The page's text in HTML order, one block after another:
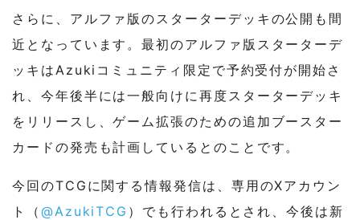
さらに、アルファ版のスターターデッキの公開も間
近となっています。最初のアルファ版スターターデ
ッキはAzukiコミュニティ限定で予約受付が開始さ
れ、今年後半には一般向けに再度スターターデッキ
をリリースし、ゲーム拡張のための追加ブースター
カードの発売も計画しているとのことです。
今回のTCGに関する情報発信は、専用のXアカウン
ト（ @AzukiTCG ）でも行われるとされ、今後は新